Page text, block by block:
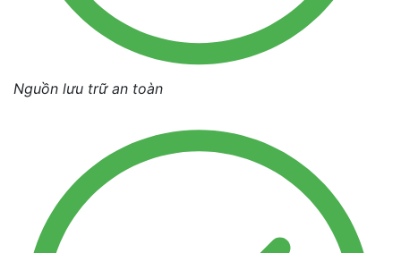
Nguồn lưu trữ an toàn